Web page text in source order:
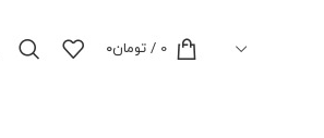
0
/ تومان۰